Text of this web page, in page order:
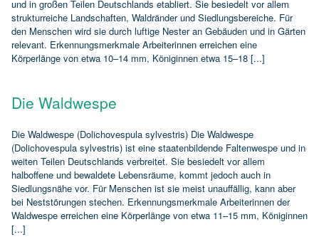
und in großen Teilen Deutschlands etabliert. Sie besiedelt vor allem
strukturreiche Landschaften, Waldränder und Siedlungsbereiche. Für
den Menschen wird sie durch luftige Nester an Gebäuden und in Gärten
relevant. Erkennungsmerkmale Arbeiterinnen erreichen eine
Körperlänge von etwa 10–14 mm, Königinnen etwa 15–18 [...]
Die Waldwespe
Die Waldwespe (Dolichovespula sylvestris) Die Waldwespe
(Dolichovespula sylvestris) ist eine staatenbildende Faltenwespe und in
weiten Teilen Deutschlands verbreitet. Sie besiedelt vor allem
halboffene und bewaldete Lebensräume, kommt jedoch auch in
Siedlungsnähe vor. Für Menschen ist sie meist unauffällig, kann aber
bei Neststörungen stechen. Erkennungsmerkmale Arbeiterinnen der
Waldwespe erreichen eine Körperlänge von etwa 11–15 mm, Königinnen
[...]